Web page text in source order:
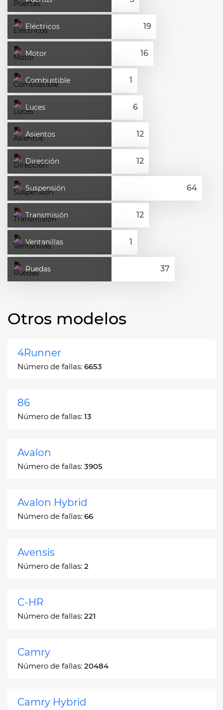
Eléctricos
Motor
Combustible
Luces
Asientos
Dirección
Suspensión
Transmisión
Ventanillas
Ruedas
Otros modelos
4Runner
Número de fallas: 6653
86
Número de fallas: 13
Avalon
Número de fallas: 3905
Avalon Hybrid
Número de fallas: 66
Avensis
Número de fallas: 2
C-HR
Número de fallas: 221
Camry
Número de fallas: 20484
Camry Hybrid